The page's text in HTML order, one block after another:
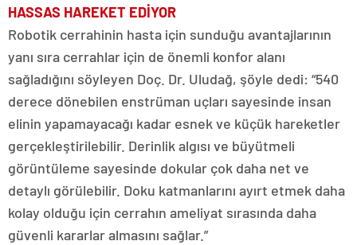
HASSAS HAREKET EDİYOR
Robotik cerrahinin hasta için sunduğu avantajlarının
yanı sıra cerrahlar için de önemli konfor alanı
sağladığını söyleyen Doç. Dr. Uludağ, şöyle dedi: “540
derece dönebilen enstrüman uçları sayesinde insan
elinin yapamayacağı kadar esnek ve küçük hareketler
gerçekleştirilebilir. Derinlik algısı ve büyütmeli
görüntüleme sayesinde dokular çok daha net ve
detaylı görülebilir. Doku katmanlarını ayırt etmek daha
kolay olduğu için cerrahın ameliyat sırasında daha
güvenli kararlar almasını sağlar.”